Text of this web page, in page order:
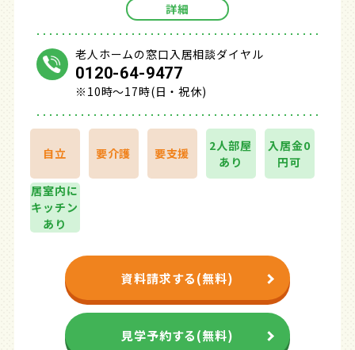
詳細
老人ホームの窓口入居相談ダイヤル
0120-64-9477
※10時～17時(日・祝休)
自立 要介護 要支援
2人部屋
あり
入居金0
円可
居室内に
キッチン
あり
資料請求する(無料)
見学予約する(無料)